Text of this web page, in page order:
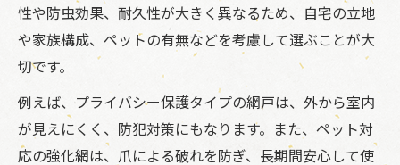
性や防虫効果、耐久性が大きく異なるため、自宅の立地
や家族構成、ペットの有無などを考慮して選ぶことが大
切です。
例えば、プライバシー保護タイプの網戸は、外から室内
が見えにくく、防犯対策にもなります。また、ペット対
応の強化網は、爪による破れを防ぎ、長期間安心して使